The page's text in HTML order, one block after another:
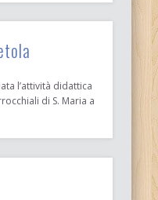
l’attività didattica
di S. Maria a